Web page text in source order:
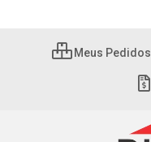
Meus Pedidos